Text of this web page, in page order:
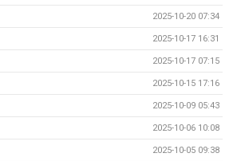
2025-10-20 07:34
2025-10-17 16:31
2025-10-17 07:15
2025-10-15 17:16
2025-10-09 05:43
2025-10-06 10:08
2025-10-05 09:38